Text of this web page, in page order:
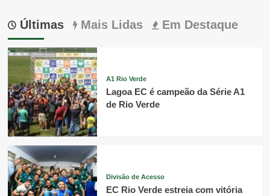
Últimas Mais Lidas Em Destaque
A1 Rio Verde
Lagoa EC é campeão da Série A1
de Rio Verde
Divisão de Acesso
EC Rio Verde estreia com vitória